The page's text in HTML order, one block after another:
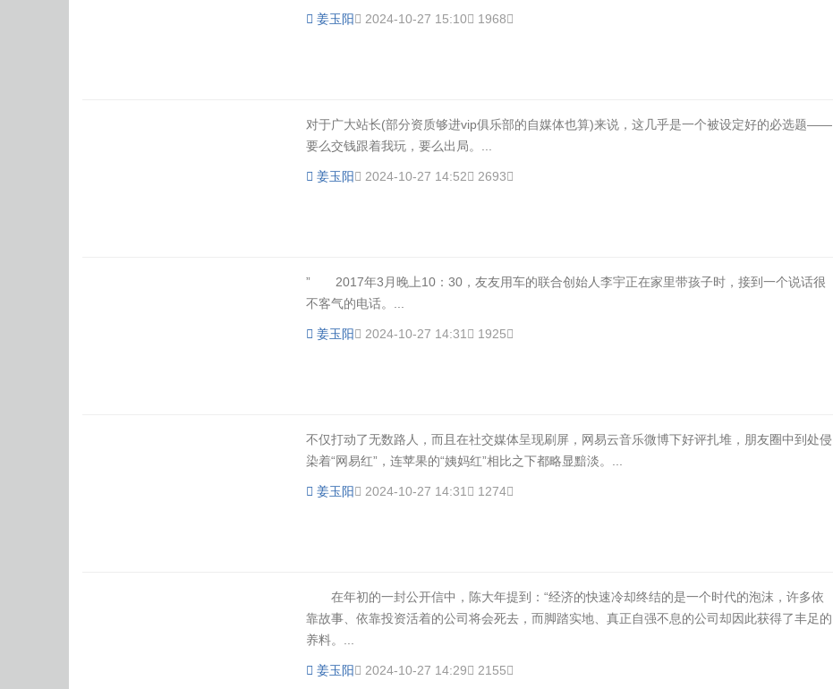
姜玉阳 2024-10-27 15:10 1968
对于广大站长(部分资质够进vip俱乐部的自媒体也算)来说，这几乎是一个被设定好的必选题——
要么交钱跟着我玩，要么出局。...
姜玉阳 2024-10-27 14:52 2693
” 2017年3月晚上10：30，友友用车的联合创始人李宇正在家里带孩子时，接到一个说话很
不客气的电话。...
姜玉阳 2024-10-27 14:31 1925
不仅打动了无数路人，而且在社交媒体呈现刷屏，网易云音乐微博下好评扎堆，朋友圈中到处侵
染着“网易红”，连苹果的“姨妈红”相比之下都略显黯淡。...
姜玉阳 2024-10-27 14:31 1274
在年初的一封公开信中，陈大年提到：“经济的快速冷却终结的是一个时代的泡沫，许多依
靠故事、依靠投资活着的公司将会死去，而脚踏实地、真正自强不息的公司却因此获得了丰足的
养料。...
姜玉阳 2024-10-27 14:29 2155